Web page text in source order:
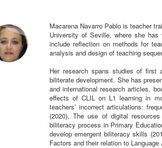
Macarena Navarro Pablo is teacher
University of Seville, where she
include reflection on methods for
analysis and design of teaching
Her research spans studies of first
biliterate development. She has
and international research articles,
effects of CLIL on L1 learning in
teachers’ incorrect articulations:
(2020), The use of digital
biliteracy process in Primary
develop emergent biliteracy skills
Factors and their relation to Language